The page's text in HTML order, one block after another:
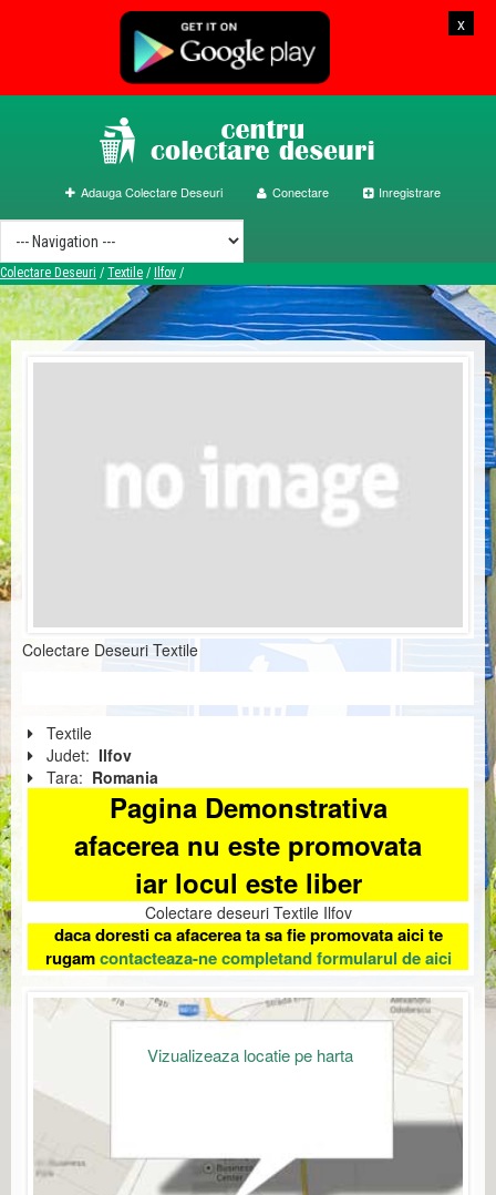
x
Adauga Colectare Deseuri Conectare Inregistrare
Colectare Deseuri / Textile / Ilfov /
Colectare Deseuri Textile
Textile
Judet: Ilfov
Tara: Romania
Pagina Demonstrativa
afacerea nu este promovata
iar locul este liber
Colectare deseuri Textile Ilfov
daca doresti ca afacerea ta sa fie promovata aici te
rugamcontacteaza-ne completand formularul de aici
Vizualizeaza locatie pe harta